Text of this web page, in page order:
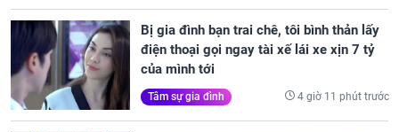
Bị gia đình bạn trai chê, tôi bình thản lấy
điện thoại gọi ngay tài xế lái xe xịn 7 tỷ
của mình tới
Tâm sự gia đình 4 giờ 11 phút trước